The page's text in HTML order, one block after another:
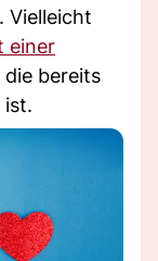
Vielleicht
einer
die bereits
ist.